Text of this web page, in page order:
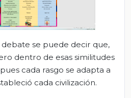
se puede decir que,
dentro de esas similitudes
cada rasgo se adapta a
cada civilización.